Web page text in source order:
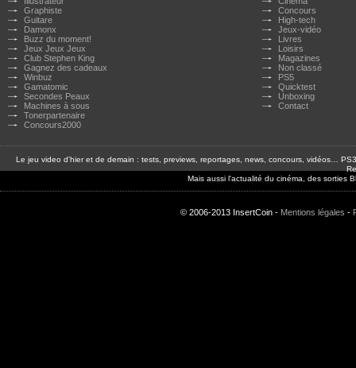
Graphiste
Guitare
Damonx
Buzz du moment!
Jeux Jeux Jeux
Club Stephen King
Gagnez des cadeaux
Winbuz
Gamatomic
Secondes Peaux
Machines à sous
Tonerpartenaire
Concours2000
Concours
High-tech
Jeux-vidéo
Livres
Loisirs
Magazines
Non classé
PS5
Quicktest
Unboxing
Contact
Le jeu video d'hier et de demain : tests, previews, reportages, news, concours, vidéos…
Mais aussi l'actualité du cinéma, des sorties
© 2006-2013 InsertCoin - Mentions légales -